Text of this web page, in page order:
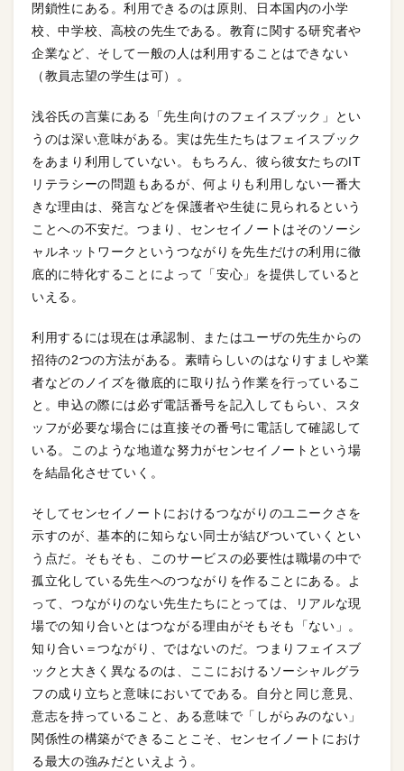
閉鎖性にある。利用できるのは原則、日本国内の小学
校、中学校、高校の先生である。教育に関する研究者や
企業など、そして一般の人は利用することはできない
（教員志望の学生は可）。
浅谷氏の言葉にある「先生向けのフェイスブック」とい
うのは深い意味がある。実は先生たちはフェイスブック
をあまり利用していない。もちろん、彼ら彼女たちのIT
リテラシーの問題もあるが、何よりも利用しない一番大
きな理由は、発言などを保護者や生徒に見られるという
ことへの不安だ。つまり、センセイノートはそのソーシ
ャルネットワークというつながりを先生だけの利用に徹
底的に特化することによって「安心」を提供していると
いえる。
利用するには現在は承認制、またはユーザの先生からの
招待の2つの方法がある。素晴らしいのはなりすましや業
者などのノイズを徹底的に取り払う作業を行っているこ
と。申込の際には必ず電話番号を記入してもらい、スタ
ッフが必要な場合には直接その番号に電話して確認して
いる。このような地道な努力がセンセイノートという場
を結晶化させていく。
そしてセンセイノートにおけるつながりのユニークさを
示すのが、基本的に知らない同士が結びついていくとい
う点だ。そもそも、このサービスの必要性は職場の中で
孤立化している先生へのつながりを作ることにある。よ
って、つながりのない先生たちにとっては、リアルな現
場での知り合いとはつながる理由がそもそも「ない」。
知り合い＝つながり、ではないのだ。つまりフェイスブ
ックと大きく異なるのは、ここにおけるソーシャルグラ
フの成り立ちと意味においてである。自分と同じ意見、
意志を持っていること、ある意味で「しがらみのない」
関係性の構築ができることこそ、センセイノートにおけ
る最大の強みだといえよう。